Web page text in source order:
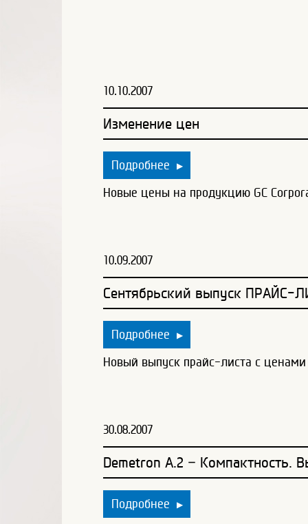
10.10.2007
Изменение цен
Подробнее ▶
Новые цены на продукцию GC
10.09.2007
Сентябрьский выпуск ПРАЙС-
Подробнее ▶
Новый выпуск прайс-листа с ценами
30.08.2007
Demetron A.2 – Компактность.
Подробнее ▶